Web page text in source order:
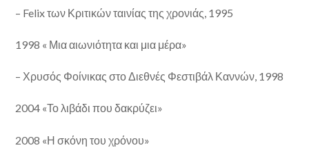
– Felix των Κριτικών ταινίας της χρονιάς, 1995
1998 « Μια αιωνιότητα και μια μέρα»
– Χρυσός Φοίνικας στο Διεθνές Φεστιβάλ Καννών, 1998
2004 «Το λιβάδι που δακρύζει»
2008 «Η σκόνη του χρόνου»